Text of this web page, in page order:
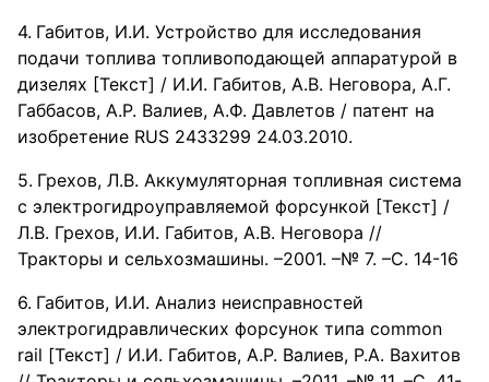
Габитов, И.И. Устройство для исследования
подачи топлива топливоподающей аппаратурой в
дизелях [Текст] / И.И. Габитов, А.В. Неговора, А.Г.
Габбасов, А.Р. Валиев, А.Ф. Давлетов / патент на
изобретение RUS 2433299 24.03.2010.
Грехов, Л.В. Аккумуляторная топливная система
с электрогидроуправляемой форсункой [Текст] /
Л.В. Грехов, И.И. Габитов, А.В. Неговора //
Тракторы и сельхозмашины. –2001. –№ 7. –С. 14-16
Габитов, И.И. Анализ неисправностей
электрогидравлических форсунок типа common
rail [Текст] / И.И. Габитов, А.Р. Валиев, Р.А. Вахитов